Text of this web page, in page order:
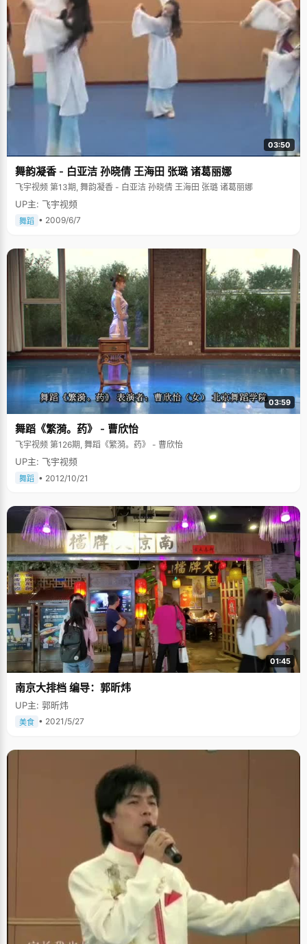
03:50
舞韵凝香 - 白亚洁 孙晓倩 王海田 张璐 诸葛丽娜
飞宇视频 第13期, 舞韵凝香 - 白亚洁 孙晓倩 王海田 张璐 诸葛丽娜
UP主: 飞宇视频
舞蹈 • 2009/6/7
03:59
舞蹈《繁漪。药》 - 曹欣怡
飞宇视频 第126期, 舞蹈《繁漪。药》 - 曹欣怡
UP主: 飞宇视频
舞蹈 • 2012/10/21
01:45
南京大排档 编导：郭昕炜
UP主: 郭昕炜
美食 • 2021/5/27